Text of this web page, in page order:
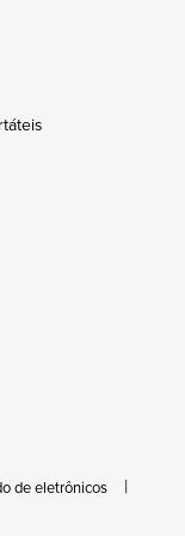
de eletrônicos